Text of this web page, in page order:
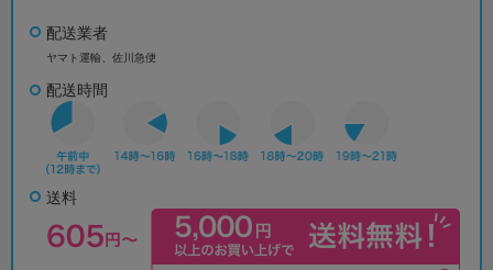
配送業者
ヤマト運輸、佐川急便
配送時間
送料